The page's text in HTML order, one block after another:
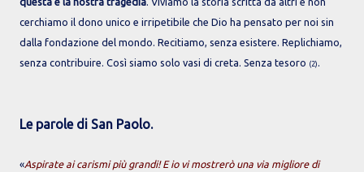
cerchiamo il dono unico e irripetibile che Dio ha pensato per noi sin
dalla fondazione del mondo. Recitiamo, senza esistere. Replichiamo,
senza contribuire. Così siamo solo vasi di creta. Senza tesoro (2) .
Le parole di San Paolo.
«Aspirate ai carismi più grandi! E io vi mostrerò una via migliore di